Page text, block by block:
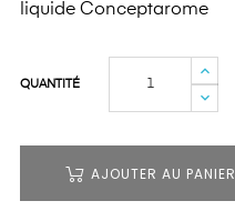
liquide Conceptarome
QUANTITÉ
AJOUTER AU PANIER